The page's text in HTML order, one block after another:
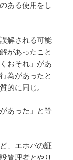
ある使用をし
解される可能
があったこと
おそれ」があ
為があったと
的に同じ。
あった」と等
、エホバの証
管理者とやり